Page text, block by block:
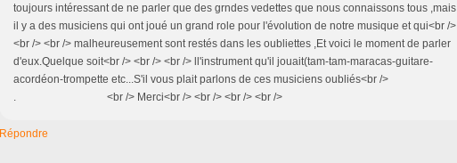
toujours intéressant de ne parler que des grndes vedettes que nous connaissons tous ,mais
il y a des musiciens qui ont joué un grand role pour l'évolution de notre musique et qui<br />
<br /> <br /> malheureusement sont restés dans les oubliettes ,Et voici le moment de parler
d'eux.Quelque soit<br /> <br /> <br /> ll'instrument qu'il jouait(tam-tam-maracas-guitare-
acordéon-trompette etc...S'il vous plait parlons de ces musiciens oubliés<br />
. <br /> Merci<br /> <br /> <br /> <br />
Répondre